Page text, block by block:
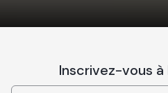
Inscrivez-vous